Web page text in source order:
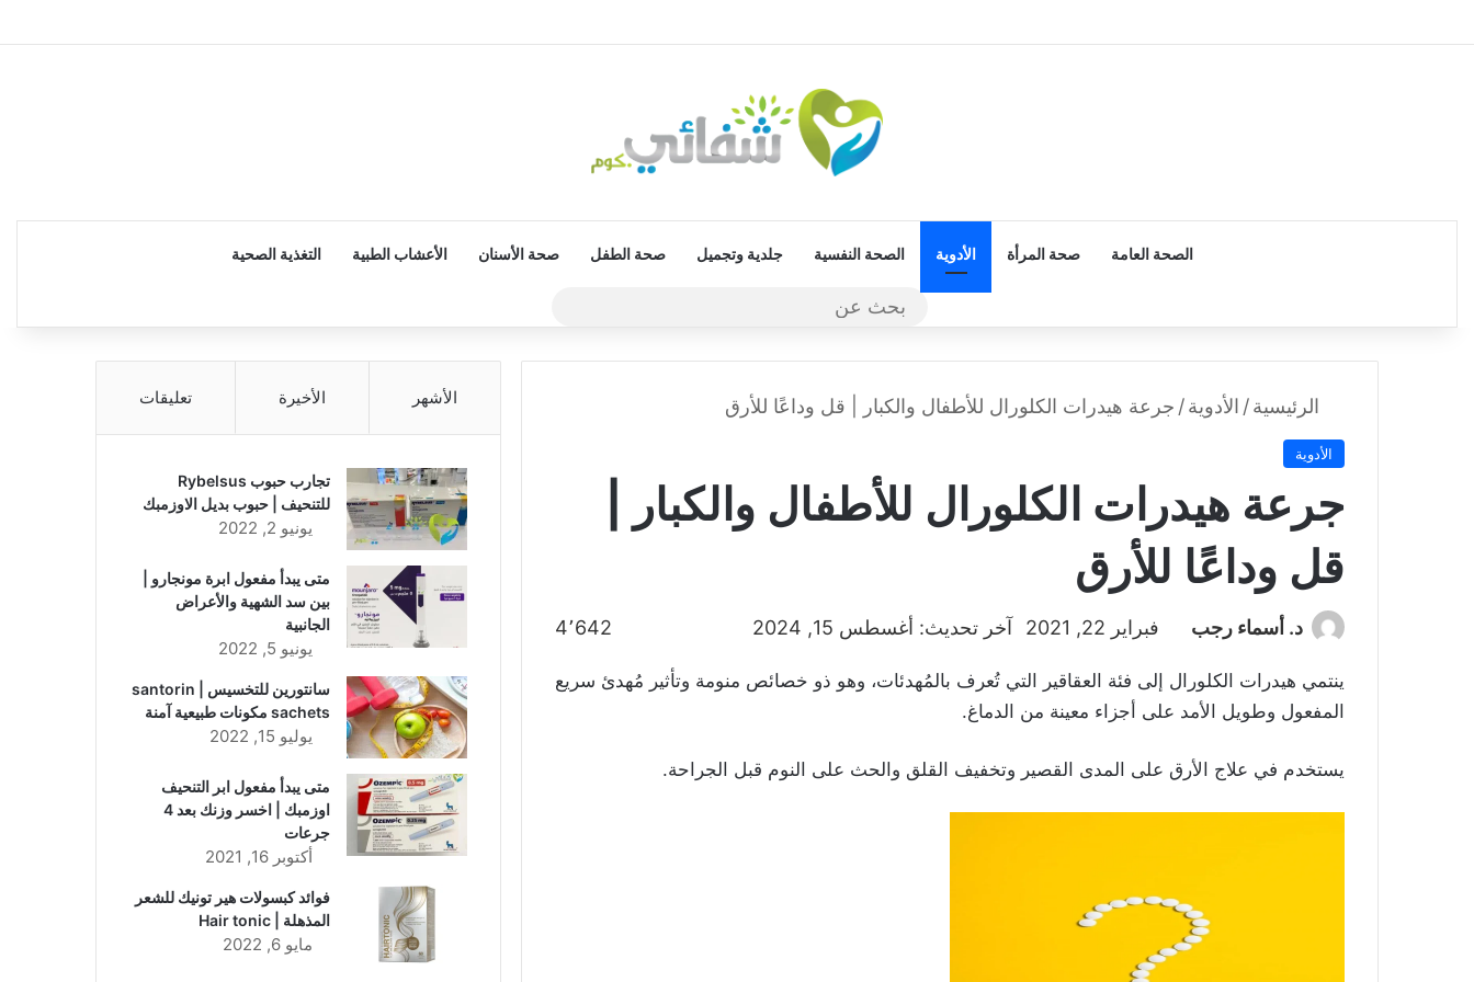
الرئيسيةالصحة العامة صحة المرأة الأدوية الصحة النفسية جلدية وتجميل صحة الطفل صحة الأسنان الأعشاب الطبية التغذية الصحية
الرئيسية/ الأدوية/ جرعة هيدرات الكلورال للأطفال والكبار | قل وداعًا للأرق
الأدوية
جرعة هيدرات الكلورال للأطفال والكبار |
قل وداعًا للأرق
د. أسماء رجب فبراير 22, 2021 آخر تحديث: أغسطس 15, 2024 4٬642
ينتمي هيدرات الكلورال إلى فئة العقاقير التي تُعرف بالمُهدئات، وهو ذو خصائص منومة وتأثير مُهدئ سريع
المفعول وطويل الأمد على أجزاء معينة من الدماغ.
يستخدم في علاج الأرق على المدى القصير وتخفيف القلق والحث على النوم قبل الجراحة.
الأشهر الأخيرة تعليقات
تجارب حبوب Rybelsus
للتنحيف | حبوب بديل الاوزمبك
يونيو 2, 2022
متى يبدأ مفعول ابرة مونجارو |
بين سد الشهية والأعراض
الجانبية
يونيو 5, 2022
سانتورين للتخسيس | santorin
sachets مكونات طبيعية آمنة
يوليو 15, 2022
متى يبدأ مفعول ابر التنحيف
اوزمبك | اخسر وزنك بعد 4
جرعات
أكتوبر 16, 2021
فوائد كبسولات هير تونيك للشعر
المذهلة | Hair tonic
مايو 6, 2022